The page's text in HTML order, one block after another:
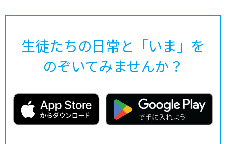
生徒たちの日常と「いま」を
のぞいてみませんか？